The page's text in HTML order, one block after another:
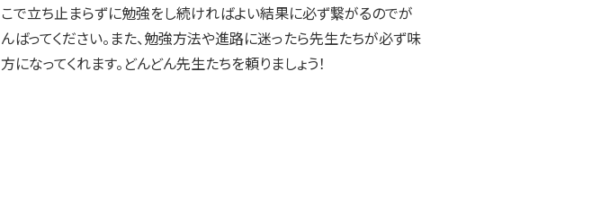
こで立ち止まらずに勉強をし続ければよい結果に必ず繋がるのでが
んばってください。また、勉強方法や進路に迷ったら先生たちが必ず味
方になってくれます。どんどん先生たちを頼りましょう！